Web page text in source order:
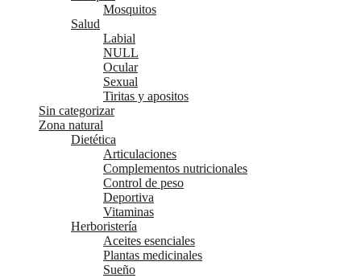
Mosquitos
Salud
Labial
NULL
Ocular
Sexual
Tiritas y apositos
Sin categorizar
Zona natural
Dietética
Articulaciones
Complementos nutricionales
Control de peso
Deportiva
Vitaminas
Herboristería
Aceites esenciales
Plantas medicinales
Sueño